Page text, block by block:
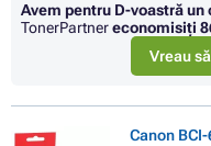
Avem pentru D-voastră
TonerPartnereconomisiţi
Vreau
Canon